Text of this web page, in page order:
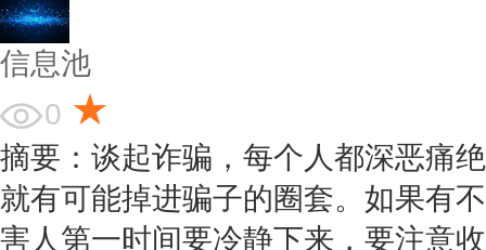
信息池
0 ★
摘要：谈起诈骗，每个人都深恶痛
就有可能掉进骗子的圈套。如果有
害人第一时间要冷静下来，要注意